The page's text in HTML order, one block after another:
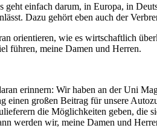
einfach darum, in Europa, in
Dazu gehört eben auch der
orientieren, wie es wirtschaftlich
führen, meine Damen und Herren.
erinnern: Wir haben an der Uni
großen Beitrag für unsere
die Möglichkeiten geben, die
werden wir, meine Damen und